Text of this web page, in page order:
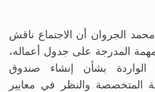
الجروان أن الاجتماع ناقش
المدرجة على جدول أعماله،
الواردة بشأن إنشاء صندوق
المتخصصة والنظر في معايير